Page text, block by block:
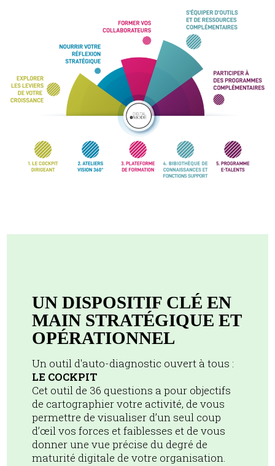
UN DISPOSITIF CLÉ EN
MAIN STRATÉGIQUE ET
OPÉRATIONNEL
Un outil d'auto-diagnostic ouvert à tous :
LE COCKPIT
Cet outil de 36 questions a pour objectifs
de cartographier votre activité, de vous
permettre de visualiser d’un seul coup
d’œil vos forces et faiblesses et de vous
donner une vue précise du degré de
maturité digitale de votre organisation.